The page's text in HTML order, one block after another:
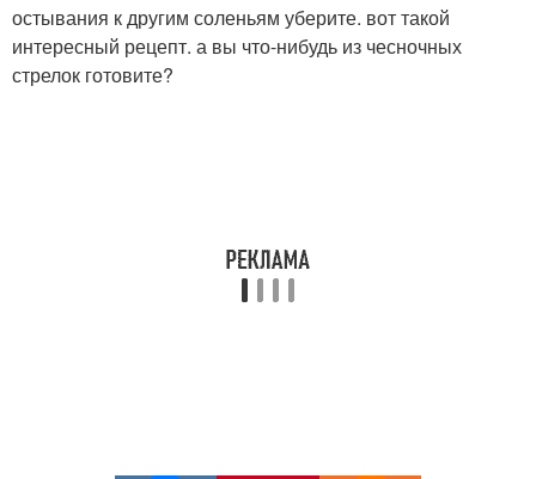
остывания к другим соленьям уберите. вот такой
интересный рецепт. а вы что-нибудь из чесночных
стрелок готовите?